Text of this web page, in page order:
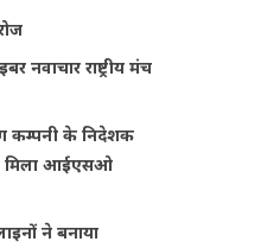
नवाचार राष्ट्रीय मंच
कम्पनी के निदेशक
मिला आईएसओ
ने बनाया